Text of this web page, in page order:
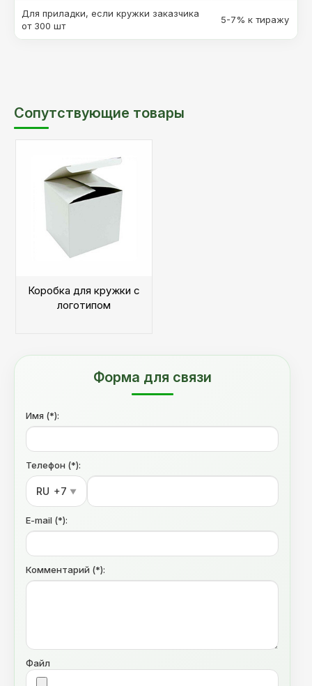
Для приладки, если кружки заказчика
от 300 шт
5-7% к тиражу
Сопутствующие товары
Коробка для кружки с
логотипом
Форма для связи
Имя (*):
Телефон (*):
RU +7 ▼
E-mail (*):
Комментарий (*):
Файл